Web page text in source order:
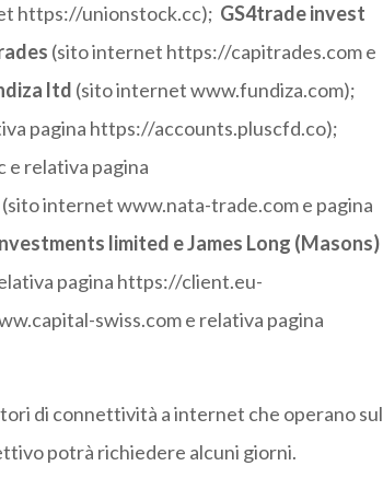
https://unionstock.cc); GS4trade invest
(sito internet https://capitrades.com e
ltd (sito internet www.fundiza.com);
pagina https://accounts.pluscfd.co);
relativa pagina
(sito internet www.nata-trade.com e pagina
limited e James Long (Masons)
pagina https://client.eu-
swiss.com e relativa pagina
di connettività a internet che operano sul
potrà richiedere alcuni giorni.